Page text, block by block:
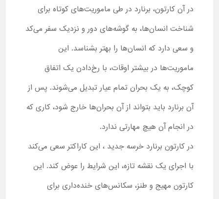
در آن کارتون، برنارد در طی ماموریت‌های کوتاه برای
شناخت انسان‌ها، به گوشه‌های دور و نزدیک سفر می‌کد
و سعی دارد که انسان‌ها را بهتر بشناسد. این
ماموریت‌ها در بیشتر اوقات، با رخ‌دادن یک اتفاق
کوچک، به یک بحران تمام عیار تبدیل می‌شوند. پس از
آن برنارد باید بتواند از آن بحران‌ها خارج شود، کاری که
در انجام آن هیچ مهارتی ندارد.
در کارتون برنارد خرسه جدید ، این کاراکتر سعی می‌کند
با اجرای یک نقشه تازه، این شرایط را عوض کند. این
کارتون مهیج و طنز، سکانس‌های خنده‌داری برای